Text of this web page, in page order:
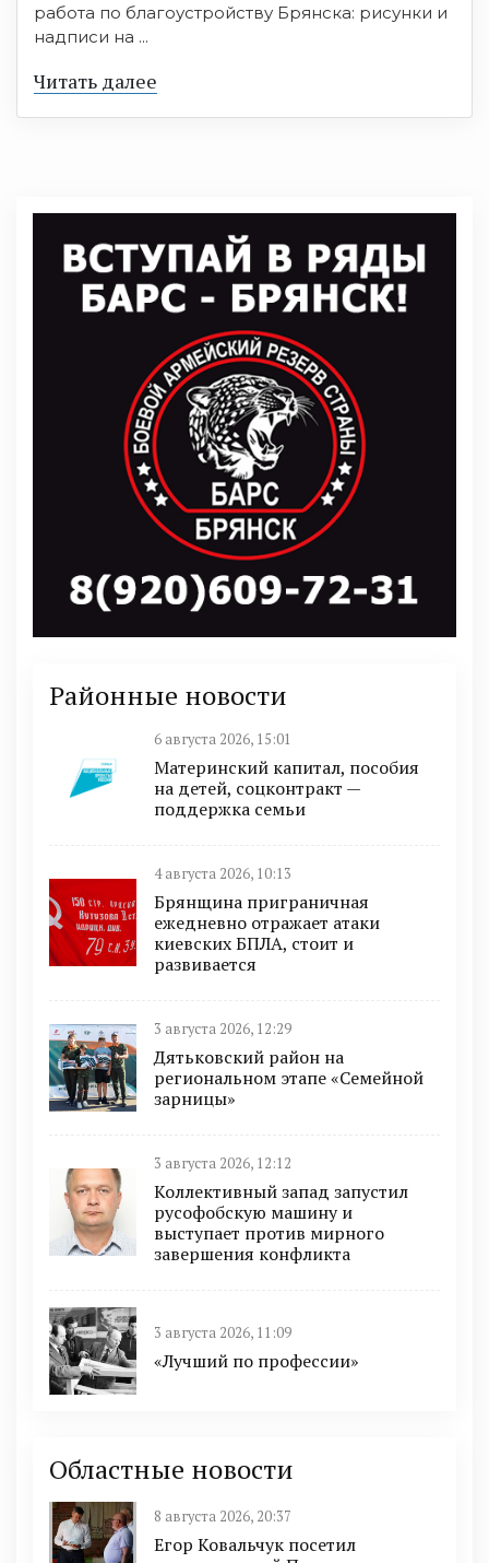
работа по благоустройству Брянска: рисунки и
надписи на ...
Читать далее
Районные новости
6 августа 2026, 15:01
Материнский капитал, пособия
на детей, соцконтракт —
поддержка семьи
4 августа 2026, 10:13
Брянщина приграничная
ежедневно отражает атаки
киевских БПЛА, стоит и
развивается
3 августа 2026, 12:29
Дятьковский район на
региональном этапе «Семейной
зарницы»
3 августа 2026, 12:12
Коллективный запад запустил
русофобскую машину и
выступает против мирного
завершения конфликта
3 августа 2026, 11:09
«Лучший по профессии»
Областные новости
8 августа 2026, 20:37
Егор Ковальчук посетил